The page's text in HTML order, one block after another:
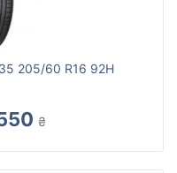
205/60 R16 92H
₴